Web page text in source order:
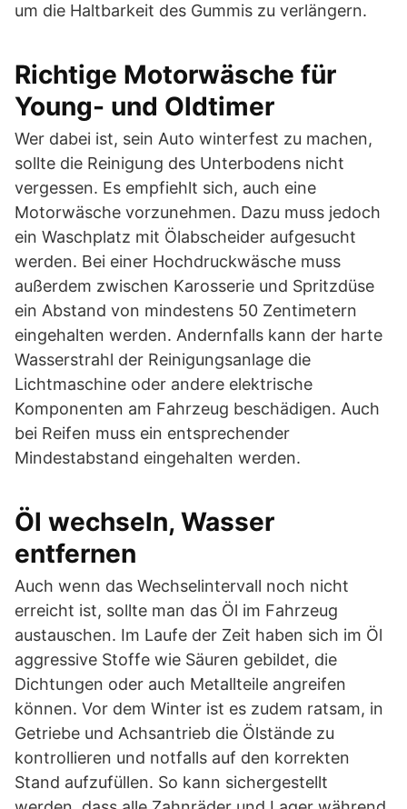
um die Haltbarkeit des Gummis zu verlängern.
Richtige Motorwäsche für
Young- und Oldtimer
Wer dabei ist, sein Auto winterfest zu machen,
sollte die Reinigung des Unterbodens nicht
vergessen. Es empfiehlt sich, auch eine
Motorwäsche vorzunehmen. Dazu muss jedoch
ein Waschplatz mit Ölabscheider aufgesucht
werden. Bei einer Hochdruckwäsche muss
außerdem zwischen Karosserie und Spritzdüse
ein Abstand von mindestens 50 Zentimetern
eingehalten werden. Andernfalls kann der harte
Wasserstrahl der Reinigungsanlage die
Lichtmaschine oder andere elektrische
Komponenten am Fahrzeug beschädigen. Auch
bei Reifen muss ein entsprechender
Mindestabstand eingehalten werden.
Öl wechseln, Wasser
entfernen
Auch wenn das Wechselintervall noch nicht
erreicht ist, sollte man das Öl im Fahrzeug
austauschen. Im Laufe der Zeit haben sich im Öl
aggressive Stoffe wie Säuren gebildet, die
Dichtungen oder auch Metallteile angreifen
können. Vor dem Winter ist es zudem ratsam, in
Getriebe und Achsantrieb die Ölstände zu
kontrollieren und notfalls auf den korrekten
Stand aufzufüllen. So kann sichergestellt